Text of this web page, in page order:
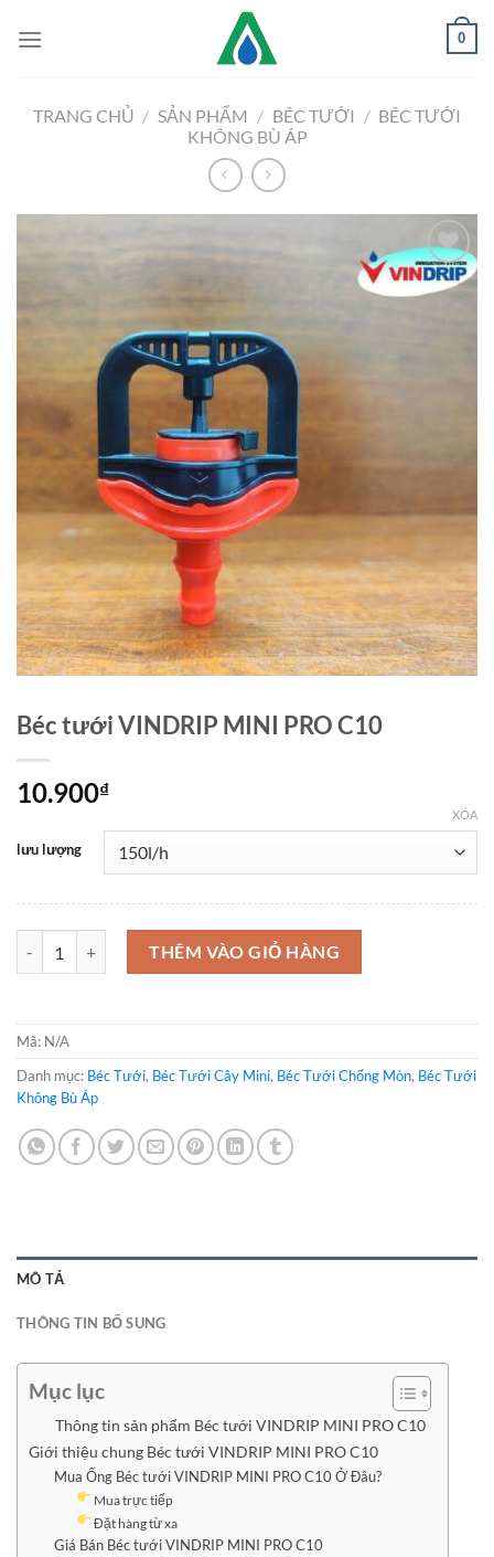
đến
0
TRANG CHỦ / SẢN PHẨM / BÉC TƯỚI / BÉC TƯỚI
KHÔNG BÙ ÁP
Béc tưới VINDRIP MINI PRO C10
10.900₫
lưu lượng
XÓA
Béc tưới VINDRIP MINI PRO C10 số lượng
THÊM VÀO GIỎ HÀNG
Mã: N/A
Danh mục: Béc Tưới, Béc Tưới Cây Mini, Béc Tưới Chống Mòn, Béc Tưới
Không Bù Áp
MÔ TẢ
THÔNG TIN BỔ SUNG
Mục lục
Thông tin sản phẩm Béc tưới VINDRIP MINI PRO C10
Giới thiệu chung Béc tưới VINDRIP MINI PRO C10
Mua Ống Béc tưới VINDRIP MINI PRO C10 Ở Đâu?
Mua trực tiếp
Đặt hàng từ xa
Giá Bán Béc tưới VINDRIP MINI PRO C10